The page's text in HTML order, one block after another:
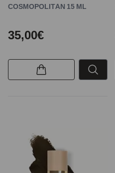
COSMOPOLITAN 15 ML
35,00€